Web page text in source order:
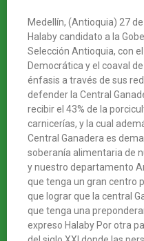
Medellín, (Antioquia) 27
Halaby candidato a la
Selección Antioquia, con
Democrática y el coaval
énfasis a través de sus
defender la Central
recibir el 43% de la
carnicerías, y la cual
Central Ganadera es
soberanía alimentaria de
y nuestro departamento
que tenga un gran centro
que lograr que la central
que tenga una
expreso Halaby Por otra